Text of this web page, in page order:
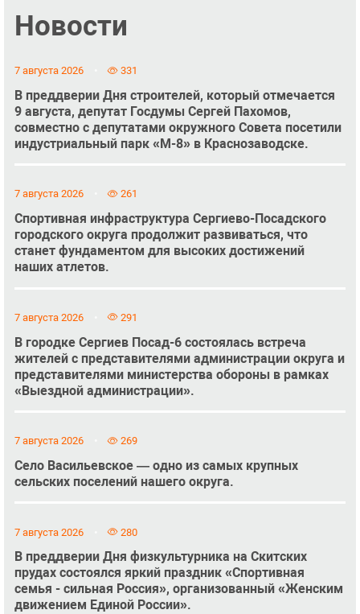
Новости
7 августа 2026 331
В преддверии Дня строителей, который отмечается
9 августа, депутат Госдумы Сергей Пахомов,
совместно с депутатами окружного Совета посетили
индустриальный парк «М-8» в Краснозаводске.
7 августа 2026 261
Спортивная инфраструктура Сергиево-Посадского
городского округа продолжит развиваться, что
станет фундаментом для высоких достижений
наших атлетов.
7 августа 2026 291
В городке Сергиев Посад-6 состоялась встреча
жителей с представителями администрации округа и
представителями министерства обороны в рамках
«Выездной администрации».
7 августа 2026 269
Село Васильевское — одно из самых крупных
сельских поселений нашего округа.
7 августа 2026 280
В преддверии Дня физкультурника на Скитских
прудах состоялся яркий праздник «Спортивная
семья - сильная Россия», организованный «Женским
движением Единой России».